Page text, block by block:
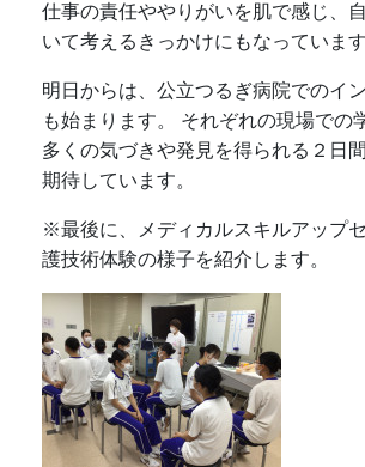
仕事の責任ややりがいを肌で感じ、
いて考えるきっかけにもなっています
明日からは、公立つるぎ病院でのイ
も始まります。
それぞれの現場での
多くの気づきや発見を得られる２日
期待しています。
※最後に、メディカルスキルアップ
護技術体験の様子を紹介します。